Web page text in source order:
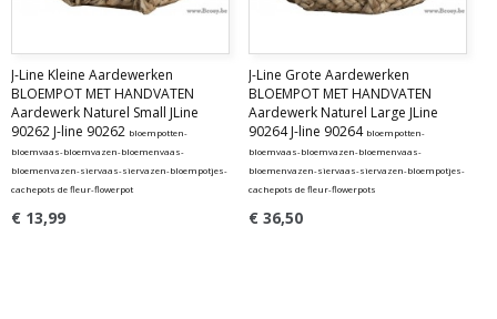
J-Line Kleine Aardewerken
BLOEMPOT MET HANDVATEN
Aardewerk Naturel Small JLine
90262 J-line 90262 bloempotten-
bloemvaas-bloemvazen-bloemenvaas-
bloemenvazen-siervaas-siervazen-bloempotjes-
cachepots de fleur-flowerpot
€ 13,99
J-Line Grote Aardewerken
BLOEMPOT MET HANDVATEN
Aardewerk Naturel Large JLine
90264 J-line 90264 bloempotten-
bloemvaas-bloemvazen-bloemenvaas-
bloemenvazen-siervaas-siervazen-bloempotjes-
cachepots de fleur-flowerpots
€ 36,50